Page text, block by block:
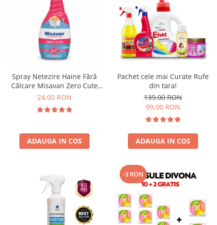
Spray Netezire Haine Fără
Călcare Misavan Zero Cute
Harmony Parfum Discret 500
24,00 RON
ADAUGA IN COS
Pachet cele mai Curate Rufe
din tara!
139,00 RON
99,00 RON
ADAUGA IN COS
-3 RON